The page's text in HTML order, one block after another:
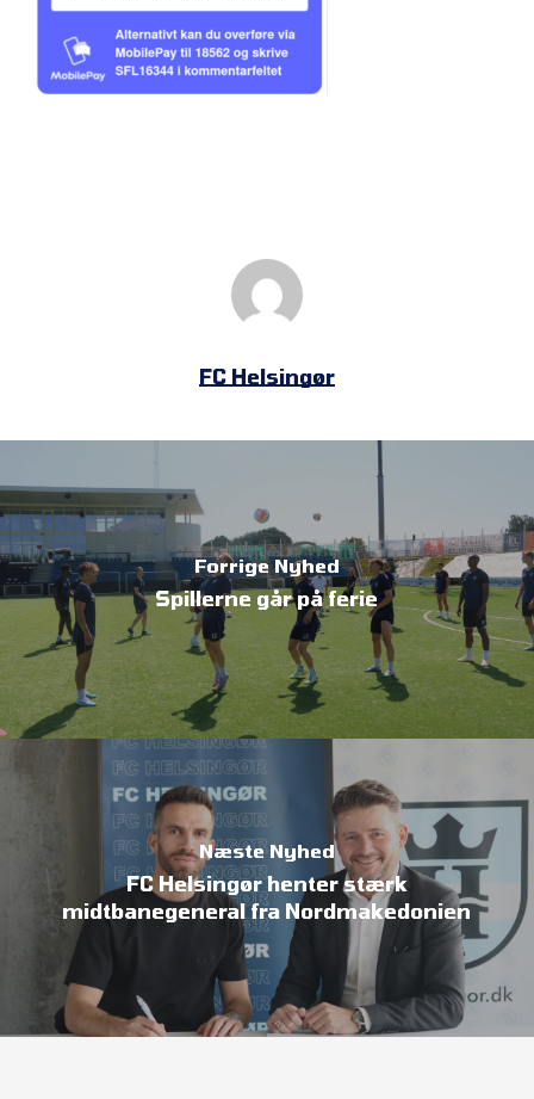
FC Helsingør
Forrige Nyhed
Spillerne går på ferie
Næste Nyhed
FC Helsingør henter stærk
midtbanegeneral fra Nordmakedonien